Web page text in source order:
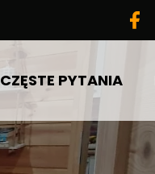
CZĘSTE PYTANIA